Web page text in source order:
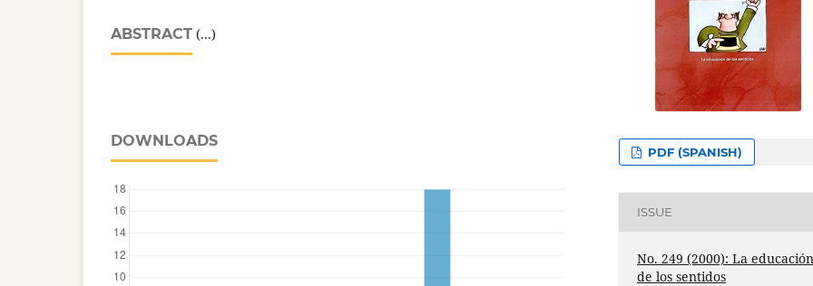
ABSTRACT (...)
DOWNLOADS
PDF (SPANISH)
ISSUE
No. 249 (2000): La
de los sentidos